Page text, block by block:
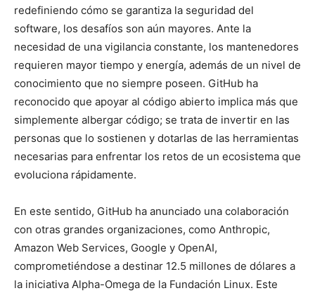
redefiniendo cómo se garantiza la seguridad del
software, los desafíos son aún mayores. Ante la
necesidad de una vigilancia constante, los mantenedores
requieren mayor tiempo y energía, además de un nivel de
conocimiento que no siempre poseen. GitHub ha
reconocido que apoyar al código abierto implica más que
simplemente albergar código; se trata de invertir en las
personas que lo sostienen y dotarlas de las herramientas
necesarias para enfrentar los retos de un ecosistema que
evoluciona rápidamente.
En este sentido, GitHub ha anunciado una colaboración
con otras grandes organizaciones, como Anthropic,
Amazon Web Services, Google y OpenAI,
comprometiéndose a destinar 12.5 millones de dólares a
la iniciativa Alpha-Omega de la Fundación Linux. Este